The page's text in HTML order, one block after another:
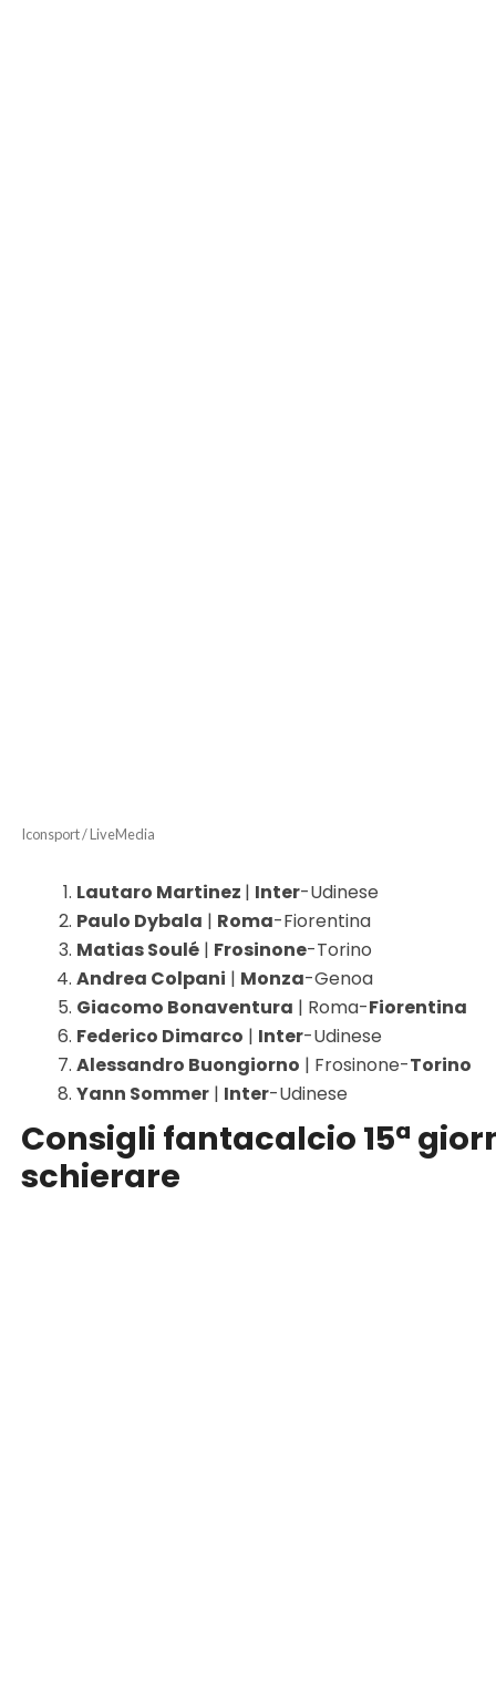
Iconsport / LiveMedia
Lautaro Martinez | Inter-Udinese
Paulo Dybala | Roma-Fiorentina
Matias Soulé| Frosinone-Torino
Andrea Colpani | Monza-Genoa
Giacomo Bonaventura | Roma-Fiorentina
Federico Dimarco | Inter-Udinese
Alessandro Buongiorno | Frosinone-Torino
Yann Sommer| Inter-Udinese
Consigli fantacalcio 15ª
schierare